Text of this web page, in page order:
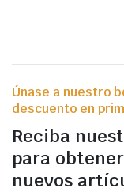
Únase a nuestro
descuento en
Reciba
para
nuevos